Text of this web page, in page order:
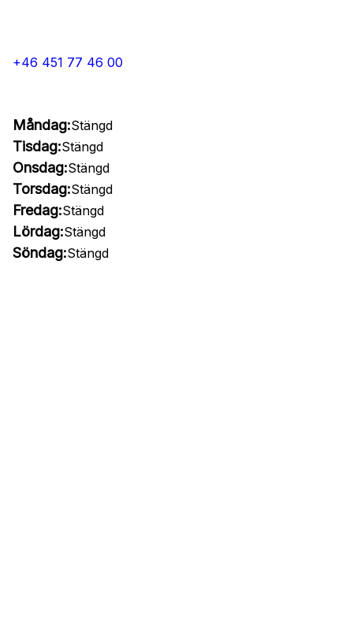
+46 451 77 46 00
Måndag:Stängd
Tisdag:Stängd
Onsdag:Stängd
Torsdag:Stängd
Fredag:Stängd
Lördag:Stängd
Söndag:Stängd